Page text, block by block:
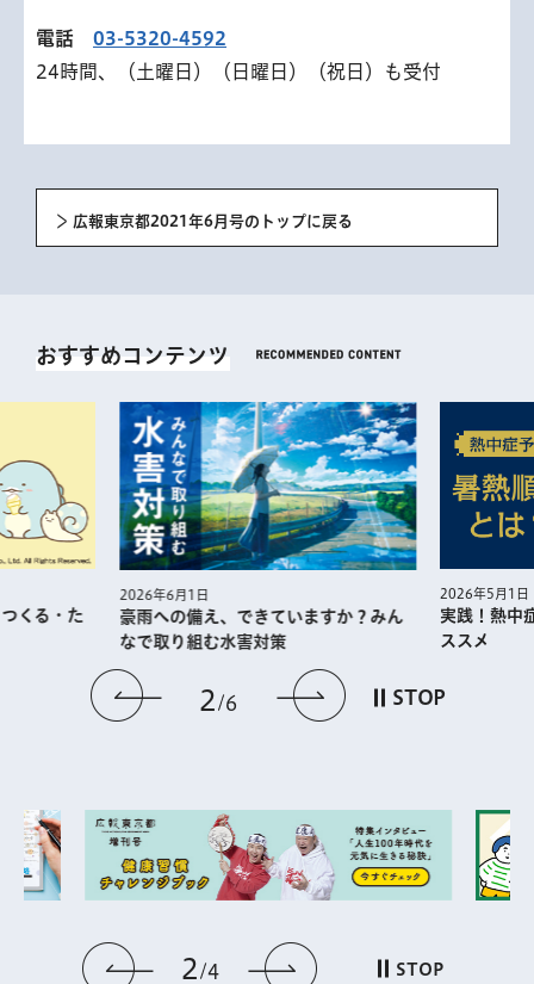
電話 03-5320-4592
24時間、（土曜日）（日曜日）（祝日）も受付
広報東京都2021年6月号のトップに戻る
おすすめコンテンツ
前のスライドを表示
3 6 次のスライドを
STOP
ますか？みん
2026年5月1日
実践！熱中症予防に役⽴つ暑熱順化の
ススメ
2026年4
江戸東
ン 見
前のスライドを表示
3 4 次のスライドを表
STOP